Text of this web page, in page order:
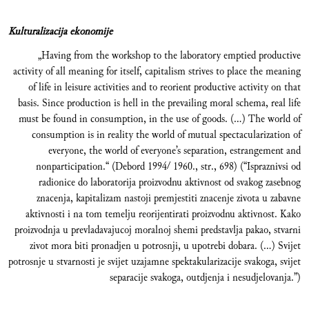
Kulturalizacija ekonomije
„Having from the workshop to the laboratory emptied productive
activity of all meaning for itself, capitalism strives to place the meaning
of life in leisure activities and to reorient productive activity on that
basis. Since production is hell in the prevailing moral schema, real life
must be found in consumption, in the use of goods. (...) The world of
consumption is in reality the world of mutual spectacularization of
everyone, the world of everyone’s separation, estrangement and
nonparticipation.“ (Debord 1994/ 1960., str., 698) (“Ispraznivsi od
radionice do laboratorija proizvodnu aktivnost od svakog zasebnog
znacenja, kapitalizam nastoji premjestiti znacenje zivota u zabavne
aktivnosti i na tom temelju reorijentirati proizvodnu aktivnost. Kako
proizvodnja u prevladavajucoj moralnoj shemi predstavlja pakao, stvarni
zivot mora biti pronadjen u potrosnji, u upotrebi dobara. (…) Svijet
potrosnje u stvarnosti je svijet uzajamne spektakularizacije svakoga, svijet
separacije svakoga, outdjenja i nesudjelovanja.”)